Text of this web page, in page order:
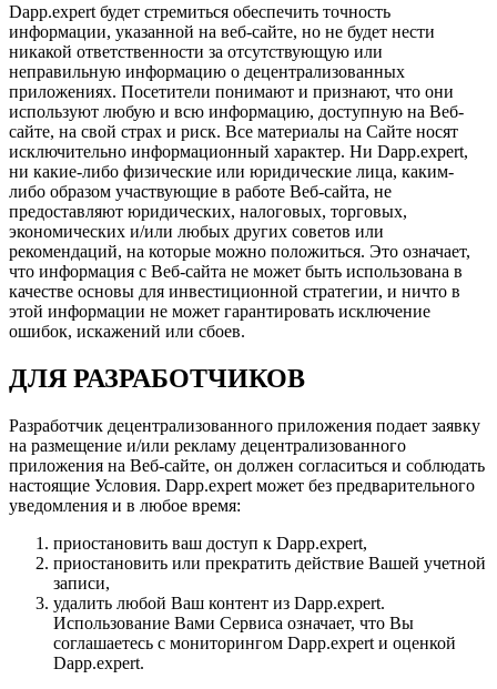
Dapp.expert будет стремиться обеспечить точность
информации, указанной на веб-сайте, но не будет нести
никакой ответственности за отсутствующую или
неправильную информацию о децентрализованных
приложениях. Посетители понимают и признают, что они
используют любую и всю информацию, доступную на Веб-
сайте, на свой страх и риск. Все материалы на Сайте носят
исключительно информационный характер. Ни Dapp.expert,
ни какие-либо физические или юридические лица, каким-
либо образом участвующие в работе Веб-сайта, не
предоставляют юридических, налоговых, торговых,
экономических и/или любых других советов или
рекомендаций, на которые можно положиться. Это означает,
что информация с Веб-сайта не может быть использована в
качестве основы для инвестиционной стратегии, и ничто в
этой информации не может гарантировать исключение
ошибок, искажений или сбоев.
ДЛЯ РАЗРАБОТЧИКОВ
Разработчик децентрализованного приложения подает заявку
на размещение и/или рекламу децентрализованного
приложения на Веб-сайте, он должен согласиться и соблюдать
настоящие Условия. Dapp.expert может без предварительного
уведомления и в любое время:
приостановить ваш доступ к Dapp.expert,
приостановить или прекратить действие Вашей учетной
записи,
удалить любой Ваш контент из Dapp.expert.
Использование Вами Сервиса означает, что Вы
соглашаетесь с мониторингом Dapp.expert и оценкой
Dapp.expert.